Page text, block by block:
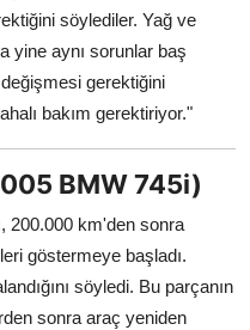
söylediler. Yağ ve
yine aynı sorunlar baş
gerektiğini
bakım gerektiriyor."
BMW 745i)
200.000 km'den sonra
göstermeye başladı.
söyledi. Bu parçanın
sonra araç yeniden